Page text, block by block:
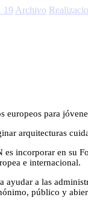
19 Archivo
europeos para
arquitecturas
incorporar en su
e internacional.
ayudar a las
público y